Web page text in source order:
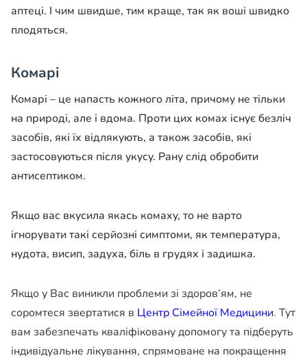
аптеці. І чим швидше, тим краще, так як воші швидко
плодяться.
Комарі
Комарі – це напасть кожного літа, причому не тільки
на природі, але і вдома. Проти цих комах існує безліч
засобів, які їх відлякують, а також засобів, які
застосовуються після укусу. Рану слід обробити
антисептиком.
Якщо вас вкусила якась комаху, то не варто
ігнорувати такі серйозні симптоми, як температура,
нудота, висип, задуха, біль в грудях і задишка.
Якщо у Вас виникли проблеми зі здоров’ям, не
соромтеся звертатися в Центр Сімейної Медицини. Тут
вам забезпечать кваліфіковану допомогу та підберуть
індивідуальне лікування, спрямоване на покращення